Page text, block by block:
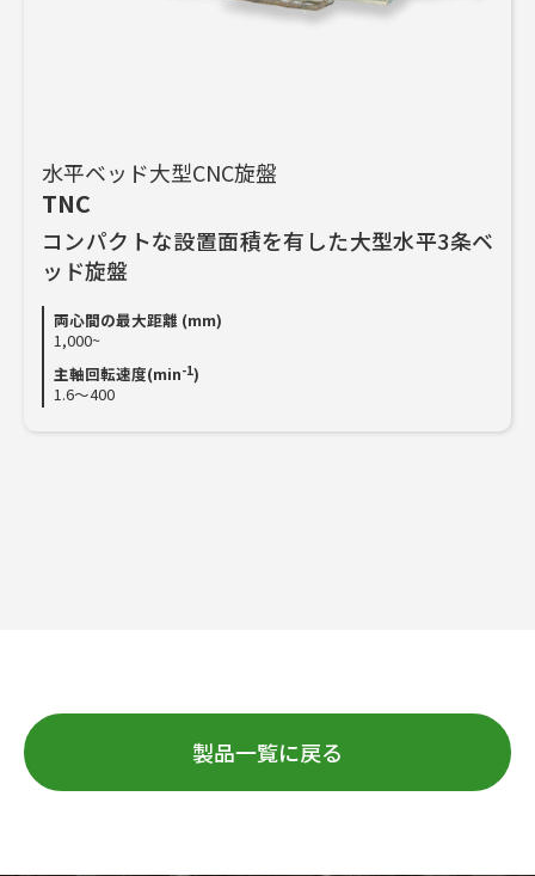
水平ベッド大型CNC旋盤
TNC
コンパクトな設置面積を有した大型水平3条ベ
ッド旋盤
両心間の最大距離 (mm)
1,000~
主軸回転速度(min-1)
1.6～400
製品一覧に戻る